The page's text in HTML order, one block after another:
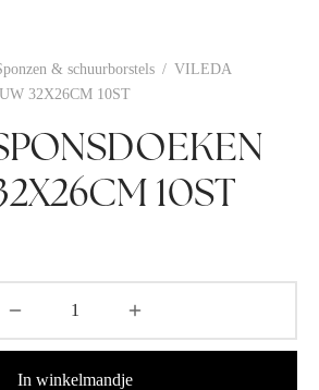
& schuurborstels / VILEDA
32X26CM 10ST
10ST
In winkelmandje